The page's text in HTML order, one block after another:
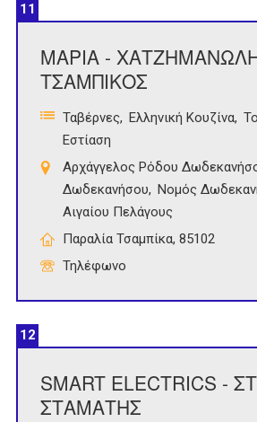
11
ΜΑΡΙΑ -
ΤΣΑΜΠΙΚΟΣ
Ταβέρνες Ελληνική Κουζίνα
Εστίαση
Αρχάγγελος Ρόδου
Δωδεκανήσου
Νομός
Αιγαίου Πελάγους
Παραλία Τσαμπίκα, 85102
Τηλέφωνο
12
SMART ELECTRICS -
ΣΤΑΜΑΤΗΣ